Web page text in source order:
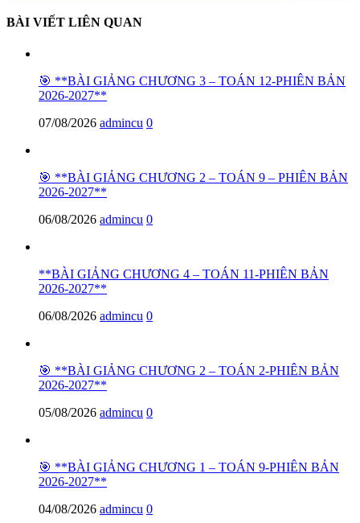
BÀI VIẾT LIÊN QUAN
🎯 **BÀI GIẢNG CHƯƠNG 3 – TOÁN 12-PHIÊN BẢN
2026-2027**
07/08/2026 admincu 0
🎯 **BÀI GIẢNG CHƯƠNG 2 – TOÁN 9 – PHIÊN BẢN
2026-2027**
06/08/2026 admincu 0
**BÀI GIẢNG CHƯƠNG 4 – TOÁN 11-PHIÊN BẢN
2026-2027**
06/08/2026 admincu 0
🎯 **BÀI GIẢNG CHƯƠNG 2 – TOÁN 2-PHIÊN BẢN
2026-2027**
05/08/2026 admincu 0
🎯 **BÀI GIẢNG CHƯƠNG 1 – TOÁN 9-PHIÊN BẢN
2026-2027**
04/08/2026 admincu 0